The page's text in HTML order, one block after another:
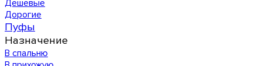
Дешевые
Дорогие
Пуфы
Назначение
В спальню